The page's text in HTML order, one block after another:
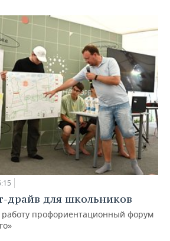
драйв для школьников
работу профориентационный форум